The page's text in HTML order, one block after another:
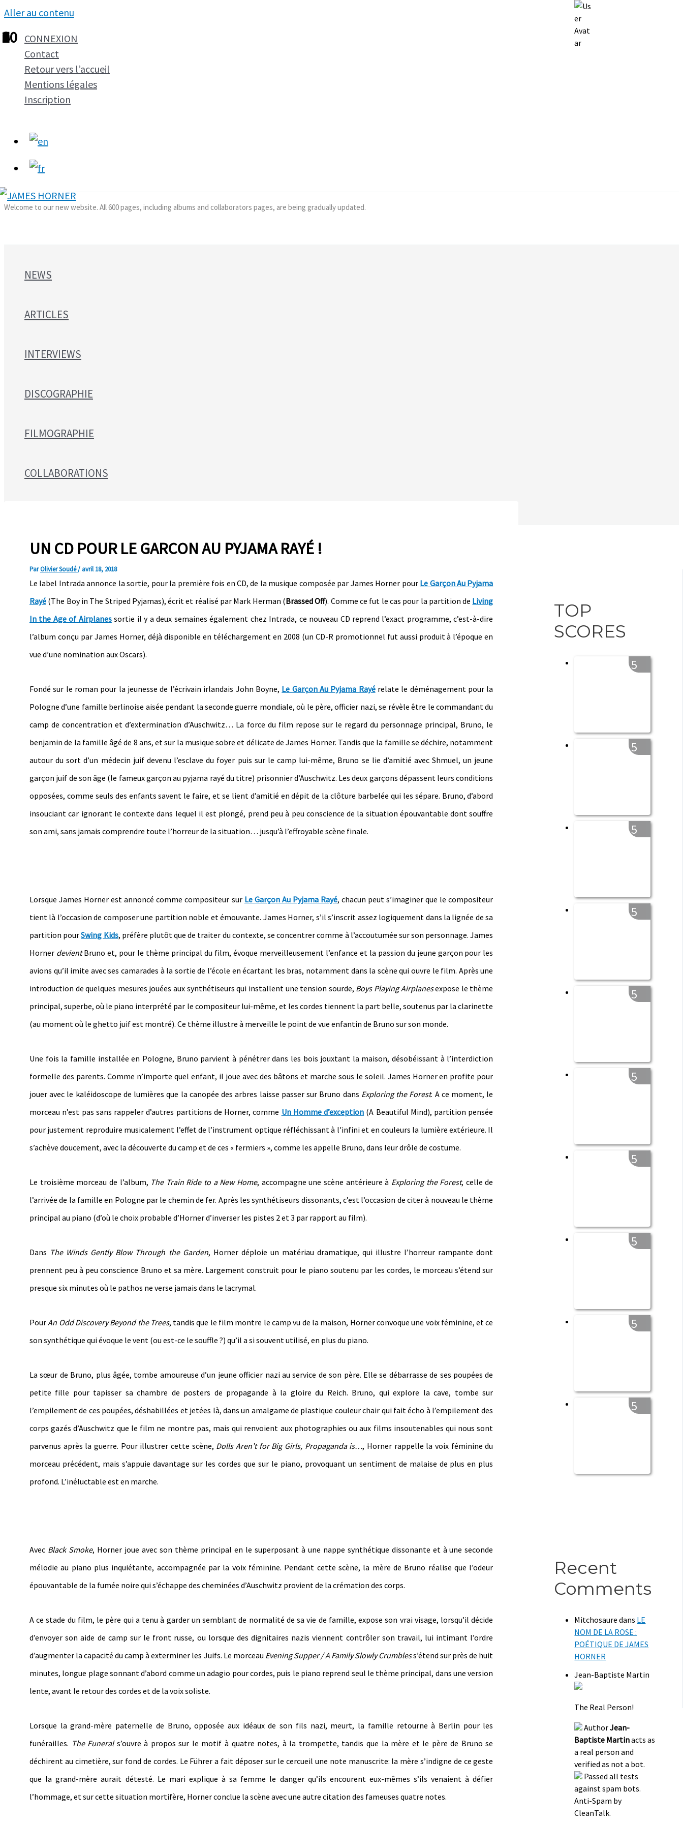
Aller au contenu
CONNEXION
Contact
Retour vers l’accueil
Mentions légales
Inscription
Welcome to our new website. All 600 pages, including albums and collaborators pages, are being gradually updated.
NEWS
ARTICLES
INTERVIEWS
DISCOGRAPHIE
FILMOGRAPHIE
COLLABORATIONS
UN CD POUR LE GARCON AU PYJAMA RAYÉ !
ParOlivier Soudé/ avril 18, 2018
Le label Intrada annonce la sortie, pour la première fois en CD, de la musique composée par James Horner pour Le Garçon Au Pyjama
Rayé (The Boy in The Striped Pyjamas), écrit et réalisé par Mark Herman (Brassed Off). Comme ce fut le cas pour la partition de Living
In the Age of Airplanessortie il y a deux semaines également chez Intrada, ce nouveau CD reprend l’exact programme, c’est-à-dire
l’album conçu par James Horner, déjà disponible en téléchargement en 2008 (un CD-R promotionnel fut aussi produit à l’époque en
vue d’une nomination aux Oscars).
Fondé sur le roman pour la jeunesse de l’écrivain irlandais John Boyne, Le Garçon Au Pyjama Rayérelate le déménagement pour la
Pologne d’une famille berlinoise aisée pendant la seconde guerre mondiale, où le père, officier nazi, se révèle être le commandant du
camp de concentration et d’extermination d’Auschwitz… La force du film repose sur le regard du personnage principal, Bruno, le
benjamin de la famille âgé de 8 ans, et sur la musique sobre et délicate de James Horner. Tandis que la famille se déchire, notamment
autour du sort d’un médecin juif devenu l’esclave du foyer puis sur le camp lui-même, Bruno se lie d’amitié avec Shmuel, un jeune
garçon juif de son âge (le fameux garçon au pyjama rayé du titre) prisonnier d’Auschwitz. Les deux garçons dépassent leurs conditions
opposées, comme seuls des enfants savent le faire, et se lient d’amitié en dépit de la clôture barbelée qui les sépare. Bruno, d’abord
insouciant car ignorant le contexte dans lequel il est plongé, prend peu à peu conscience de la situation épouvantable dont souffre
son ami, sans jamais comprendre toute l’horreur de la situation… jusqu’à l’effroyable scène finale.
Lorsque James Horner est annoncé comme compositeur sur Le Garçon Au Pyjama Rayé, chacun peut s’imaginer que le compositeur
tient là l’occasion de composer une partition noble et émouvante. James Horner, s’il s’inscrit assez logiquement dans la lignée de sa
partition pourSwing Kids, préfère plutôt que de traiter du contexte, se concentrer comme à l’accoutumée sur son personnage. James
Horner devientBruno et, pour le thème principal du film, évoque merveilleusement l’enfance et la passion du jeune garçon pour les
avions qu’il imite avec ses camarades à la sortie de l’école en écartant les bras, notamment dans la scène qui ouvre le film. Après une
introduction de quelques mesures jouées aux synthétiseurs qui installent une tension sourde, Boys Playing Airplanesexpose le thème
principal, superbe, où le piano interprété par le compositeur lui-même, et les cordes tiennent la part belle, soutenus par la clarinette
(au moment où le ghetto juif est montré). Ce thème illustre à merveille le point de vue enfantin de Bruno sur son monde.
Une fois la famille installée en Pologne, Bruno parvient à pénétrer dans les bois jouxtant la maison, désobéissant à l’interdiction
formelle des parents. Comme n’importe quel enfant, il joue avec des bâtons et marche sous le soleil. James Horner en profite pour
jouer avec le kaléidoscope de lumières que la canopée des arbres laisse passer sur Bruno dans Exploring the Forest. A ce moment, le
morceau n’est pas sans rappeler d’autres partitions de Horner, comme Un Homme d’exception (A Beautiful Mind), partition pensée
pour justement reproduire musicalement l’effet de l’instrument optique réfléchissant à l'infini et en couleurs la lumière extérieure. Il
s’achève doucement, avec la découverte du camp et de ces « fermiers », comme les appelle Bruno, dans leur drôle de costume.
Le troisième morceau de l’album, The Train Ride to a New Home, accompagne une scène antérieure à Exploring the Forest, celle de
l’arrivée de la famille en Pologne par le chemin de fer. Après les synthétiseurs dissonants, c’est l’occasion de citer à nouveau le thème
principal au piano (d’où le choix probable d’Horner d’inverser les pistes 2 et 3 par rapport au film).
Dans The Winds Gently Blow Through the Garden, Horner déploie un matériau dramatique, qui illustre l’horreur rampante dont
prennent peu à peu conscience Bruno et sa mère. Largement construit pour le piano soutenu par les cordes, le morceau s’étend sur
presque six minutes où le pathos ne verse jamais dans le lacrymal.
PourAn Odd Discovery Beyond the Trees, tandis que le film montre le camp vu de la maison, Horner convoque une voix féminine, et ce
son synthétique qui évoque le vent (ou est-ce le souffle ?) qu’il a si souvent utilisé, en plus du piano.
La sœur de Bruno, plus âgée, tombe amoureuse d’un jeune officier nazi au service de son père. Elle se débarrasse de ses poupées de
petite fille pour tapisser sa chambre de posters de propagande à la gloire du Reich. Bruno, qui explore la cave, tombe sur
l’empilement de ces poupées, déshabillées et jetées là, dans un amalgame de plastique couleur chair qui fait écho à l’empilement des
corps gazés d’Auschwitz que le film ne montre pas, mais qui renvoient aux photographies ou aux films insoutenables qui nous sont
parvenus après la guerre. Pour illustrer cette scène, Dolls Aren’t for Big Girls, Propaganda is…, Horner rappelle la voix féminine du
morceau précédent, mais s’appuie davantage sur les cordes que sur le piano, provoquant un sentiment de malaise de plus en plus
profond. L’inéluctable est en marche.
Avec Black Smoke, Horner joue avec son thème principal en le superposant à une nappe synthétique dissonante et à une seconde
mélodie au piano plus inquiétante, accompagnée par la voix féminine. Pendant cette scène, la mère de Bruno réalise que l’odeur
épouvantable de la fumée noire qui s’échappe des cheminées d’Auschwitz provient de la crémation des corps.
A ce stade du film, le père qui a tenu à garder un semblant de normalité de sa vie de famille, expose son vrai visage, lorsqu’il décide
d’envoyer son aide de camp sur le front russe, ou lorsque des dignitaires nazis viennent contrôler son travail, lui intimant l’ordre
d’augmenter la capacité du camp à exterminer les Juifs. Le morceau Evening Supper / A Family Slowly Crumbless’étend sur près de huit
minutes, longue plage sonnant d’abord comme un adagio pour cordes, puis le piano reprend seul le thème principal, dans une version
lente, avant le retour des cordes et de la voix soliste.
Lorsque la grand-mère paternelle de Bruno, opposée aux idéaux de son fils nazi, meurt, la famille retourne à Berlin pour les
funérailles. The Funerals’ouvre à propos sur le motif à quatre notes, à la trompette, tandis que la mère et le père de Bruno se
déchirent au cimetière, sur fond de cordes. Le Führer a fait déposer sur le cercueil une note manuscrite: la mère s’indigne de ce geste
que la grand-mère aurait détesté. Le mari explique à sa femme le danger qu’ils encourent eux-mêmes s’ils venaient à défier
l’hommage, et sur cette situation mortifère, Horner conclue la scène avec une autre citation des fameuses quatre notes.
TOP
SCORES
1
5
2
5
3
5
4
5
5
5
6
5
7
5
8
5
9
5
10
5
Recent
Comments
Mitchosaure dans LE
NOM DE LA ROSE :
POÉTIQUE DE JAMES
HORNER
Jean-Baptiste Martin
The Real Person!
AuthorJean-
Baptiste Martinacts as
a real person and
verified as not a bot.
Passed all tests
against spam bots.
Anti-Spam by
CleanTalk.